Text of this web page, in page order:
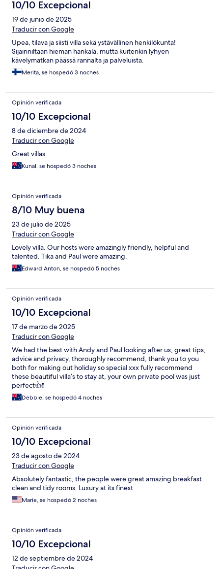
10/10 Excepcional
19 de junio de 2025
Traducir con Google
Upea, tilava ja siisti villa sekä ystävällinen henkilökunta!
Sijainniltaan hieman hankala, mutta kuitenkin lyhyen
kävelymatkan päässä rannalta ja palveluista.
Merita, se hospedó 3 noches
Opinión verificada
10/10 Excepcional
8 de diciembre de 2024
Traducir con Google
Great villas
Kunal, se hospedó 3 noches
Opinión verificada
8/10 Muy buena
23 de julio de 2025
Traducir con Google
Lovely villa. Our hosts were amazingly friendly, helpful and
talented. Tika and Paul were amazing.
Edward Anton, se hospedó 5 noches
Opinión verificada
10/10 Excepcional
17 de marzo de 2025
Traducir con Google
We had the best with Andy and Paul looking after us, great tips,
advice and privacy, thoroughly recommend, thank you to you
both for making out holiday so special xxx fully recommend
these beautiful villa’s to stay at, your own private pool was just
perfect👍❗️
Debbie, se hospedó 4 noches
Opinión verificada
10/10 Excepcional
23 de agosto de 2024
Traducir con Google
Absolutely fantastic, the people were great amazing breakfast
clean and tidy rooms. Luxury at its finest
Marie, se hospedó 2 noches
Opinión verificada
10/10 Excepcional
12 de septiembre de 2024